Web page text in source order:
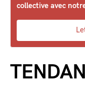
collective avec